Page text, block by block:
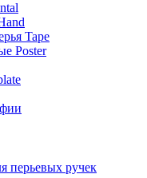
Tape
Poster
перьевых ручек